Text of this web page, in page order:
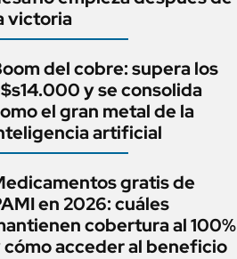
victoria
del cobre: supera los
y se consolida
el gran metal de la
artificial
gratis de
en 2026: cuáles
cobertura al 100%
cómo acceder al beneficio